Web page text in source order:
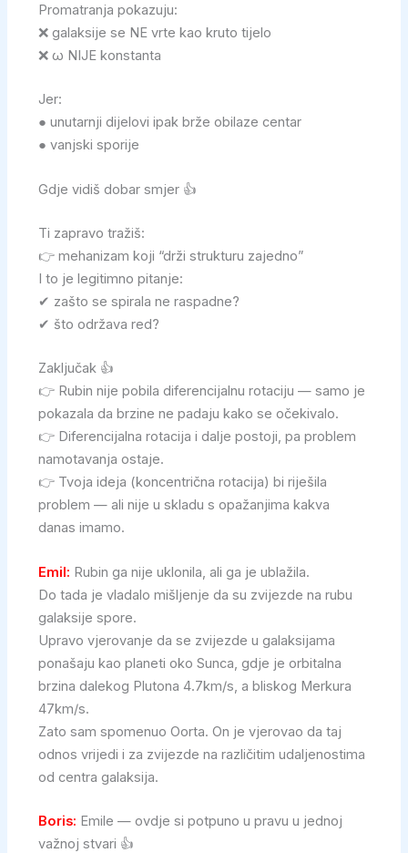
Promatranja pokazuju:
❌ galaksije se NE vrte kao kruto tijelo
❌ ω NIJE konstanta
Jer:
● unutarnji dijelovi ipak brže obilaze centar
● vanjski sporije
Gdje vidiš dobar smjer 👍
Ti zapravo tražiš:
👉 mehanizam koji “drži strukturu zajedno”
I to je legitimno pitanje:
✔ zašto se spirala ne raspadne?
✔ što održava red?
Zaključak 👍
👉 Rubin nije pobila diferencijalnu rotaciju — samo je
pokazala da brzine ne padaju kako se očekivalo.
👉 Diferencijalna rotacija i dalje postoji, pa problem
namotavanja ostaje.
👉 Tvoja ideja (koncentrična rotacija) bi riješila
problem — ali nije u skladu s opažanjima kakva
danas imamo.
Emil: Rubin ga nije uklonila, ali ga je ublažila.
Do tada je vladalo mišljenje da su zvijezde na rubu
galaksije spore.
Upravo vjerovanje da se zvijezde u galaksijama
ponašaju kao planeti oko Sunca, gdje je orbitalna
brzina dalekog Plutona 4.7km/s, a bliskog Merkura
47km/s.
Zato sam spomenuo Oorta. On je vjerovao da taj
odnos vrijedi i za zvijezde na različitim udaljenostima
od centra galaksija.
Boris: Emile — ovdje si potpuno u pravu u jednoj
važnoj stvari 👍